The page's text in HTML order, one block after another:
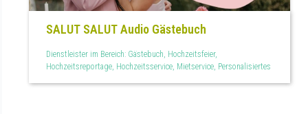
SALUT SALUT Audio Gästebuch
Dienstleister im Bereich: Gästebuch, Hochzeitsfeier,
Hochzeitsreportage, Hochzeitsservice, Mietservice, Personalisiertes